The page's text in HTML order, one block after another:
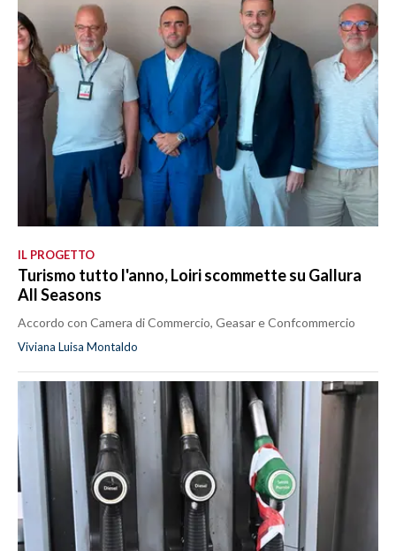
IL PROGETTO
Turismo tutto l'anno, Loiri scommette su Gallura
All Seasons
Accordo con Camera di Commercio, Geasar e Confcommercio
Viviana Luisa Montaldo